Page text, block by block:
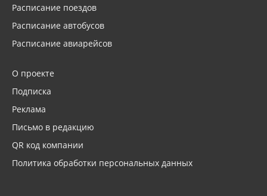
Расписание поездов
Расписание автобусов
Расписание авиарейсов
О проекте
Подписка
Реклама
Письмо в редакцию
QR код компании
Политика обработки персональных данных